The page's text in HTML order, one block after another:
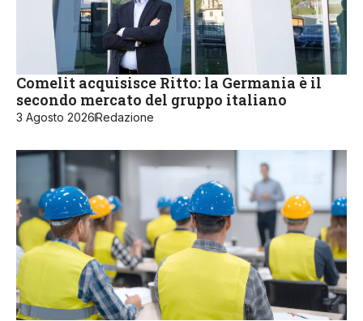
Comelit acquisisce Ritto: la Germania è il
secondo mercato del gruppo italiano
3 Agosto 2026Redazione